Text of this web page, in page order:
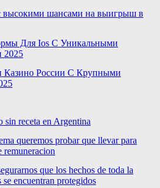
высокими шансами на выигрыш в
Для Ios С Уникальными
2025
России С Крупными
sin receta en Argentina
queremos probar que llevar para
remuneracion
que los hechos de toda la
encuentran protegidos